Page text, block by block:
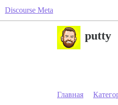
Discourse Meta
putty
Главная